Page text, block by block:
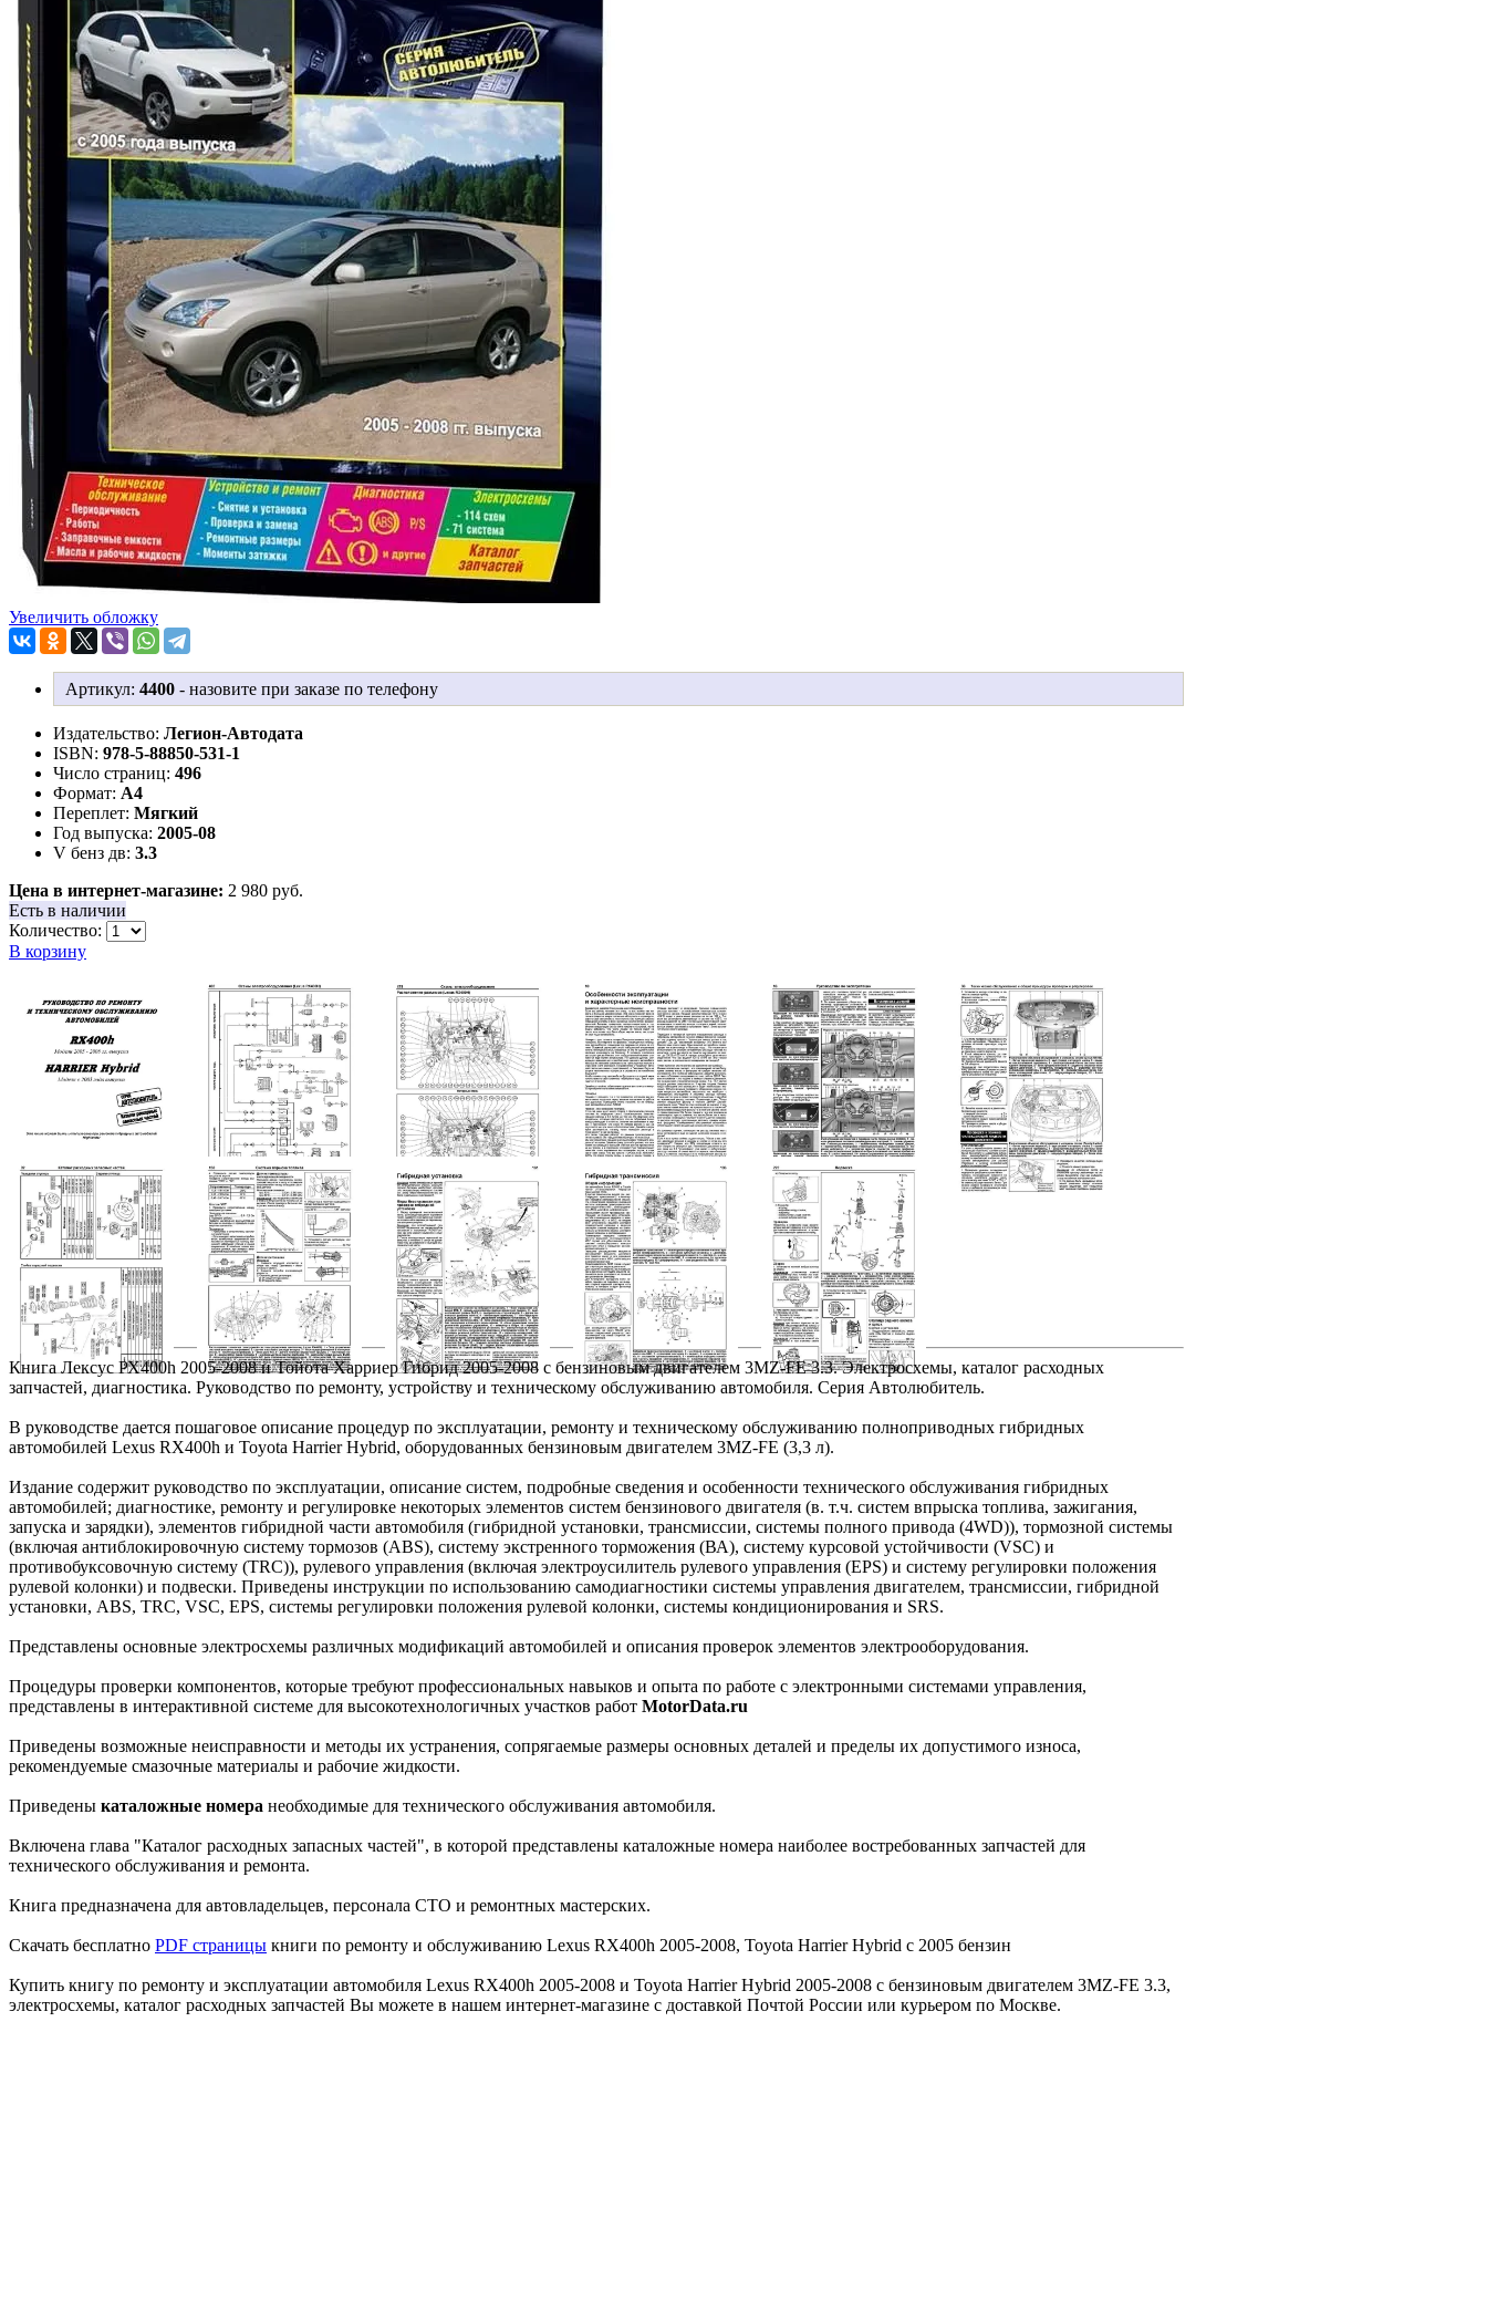
Увеличить обложку
Артикул: 4400 - назовите при заказе по телефону
Издательство: Легион-Aвтодата
ISBN: 978-5-88850-531-1
Число страниц: 496
Формат: А4
Переплет: Мягкий
Год выпуска: 2005-08
V бенз дв: 3.3
Цена в интернет-магазине: 2 980 руб.
Есть в наличии
Количество:
В корзину
Книга Лексус РХ400h 2005-2008 и Тойота Харриер Гибрид 2005-2008 с бензиновым двигателем 3MZ-FE 3.3. Электросхемы, каталог расходных
запчастей, диагностика. Руководство по ремонту, устройству и техническому обслуживанию автомобиля. Серия Автолюбитель.
В руководстве дается пошаговое описание процедур по эксплуатации, ремонту и техническому обслуживанию полноприводных гибридных
автомобилей Lexus RX400h и Toyota Harrier Hybrid, оборудованных бензиновым двигателем 3MZ-FE (3,3 л).
Издание содержит руководство по эксплуатации, описание систем, подробные сведения и особенности технического обслуживания гибридных
автомобилей; диагностике, ремонту и регулировке некоторых элементов систем бензинового двигателя (в. т.ч. систем впрыска топлива, зажигания,
запуска и зарядки), элементов гибридной части автомобиля (гибридной установки, трансмиссии, системы полного привода (4WD)), тормозной системы
(включая антиблокировочную систему тормозов (ABS), систему экстренного торможения (ВА), систему курсовой устойчивости (VSC) и
противобуксовочную систему (TRC)), рулевого управления (включая электроусилитель рулевого управления (EPS) и систему регулировки положения
рулевой колонки) и подвески. Приведены инструкции по использованию самодиагностики системы управления двигателем, трансмиссии, гибридной
установки, ABS, TRC, VSC, EPS, системы регулировки положения рулевой колонки, системы кондиционирования и SRS.
Представлены основные электросхемы различных модификаций автомобилей и описания проверок элементов электрооборудования.
Процедуры проверки компонентов, которые требуют профессиональных навыков и опыта по работе с электронными системами управления,
представлены в интерактивной системе для высокотехнологичных участков работ MotorData.ru
Приведены возможные неисправности и методы их устранения, сопрягаемые размеры основных деталей и пределы их допустимого износа,
рекомендуемые смазочные материалы и рабочие жидкости.
Приведены каталожные номера необходимые для технического обслуживания автомобиля.
Включена глава "Каталог расходных запасных частей", в которой представлены каталожные номера наиболее востребованных запчастей для
технического обслуживания и ремонта.
Книга предназначена для автовладельцев, персонала СТО и ремонтных мастерских.
Скачать бесплатно PDF страницы книги по ремонту и обслуживанию Lexus RX400h 2005-2008, Toyota Harrier Hybrid с 2005 бензин
Купить книгу по ремонту и эксплуатации автомобиля Lexus RX400h 2005-2008 и Toyota Harrier Hybrid 2005-2008 с бензиновым двигателем 3MZ-FE 3.3,
электросхемы, каталог расходных запчастей Вы можете в нашем интернет-магазине с доставкой Почтой России или курьером по Москве.